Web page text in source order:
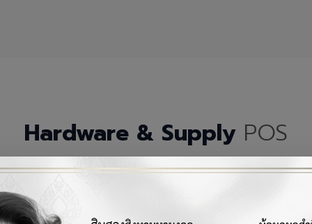
Hardware & Supply POS
ณ์เครื่องมือฮาร์ดแวร์และวัสดุสิ้นเปลืองคุณภาพสูงสำหรับระบบ